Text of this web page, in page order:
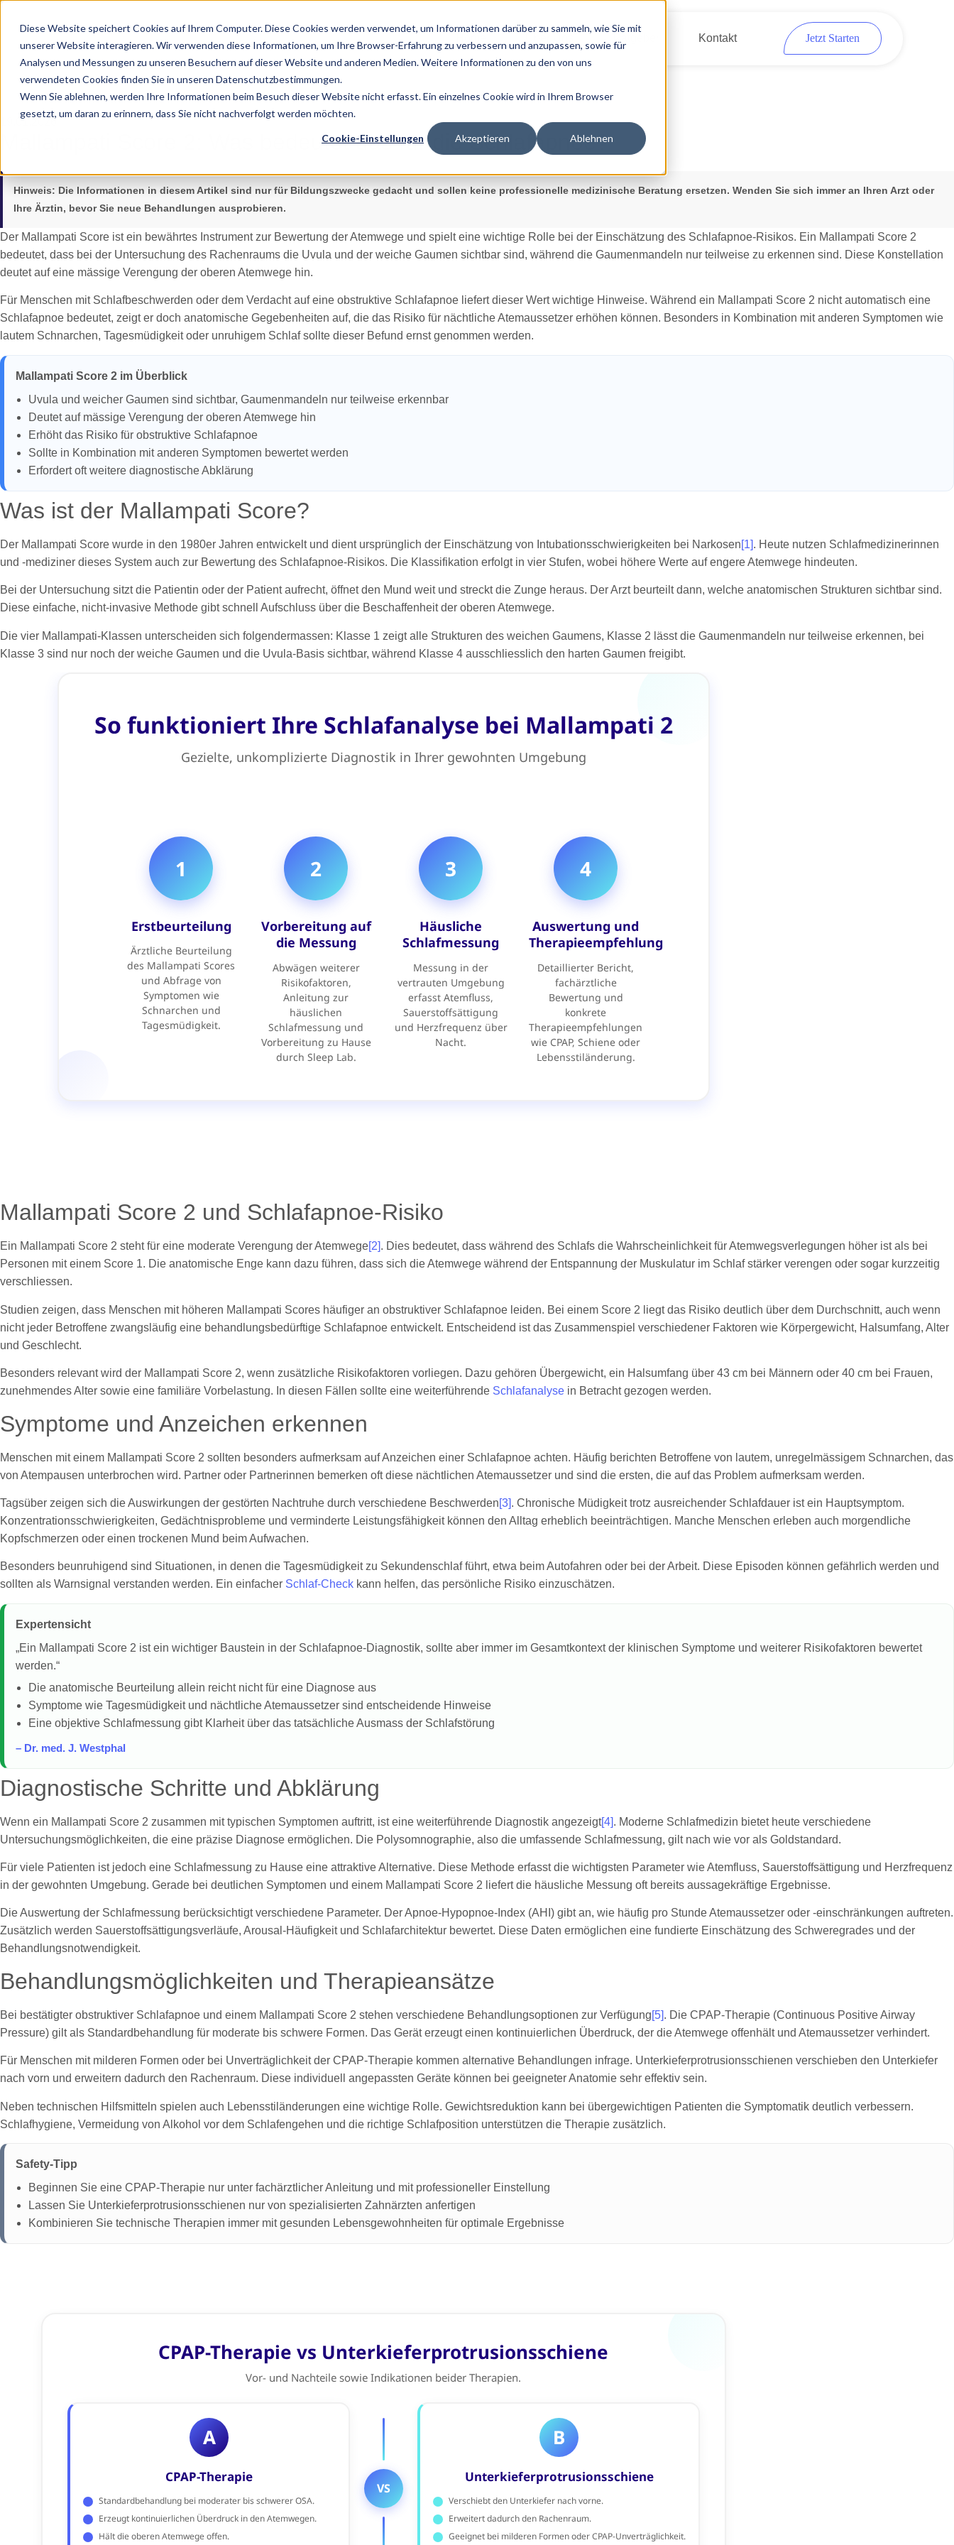
Diese Website speichert Cookies auf Ihrem Computer. Diese Cookies werden verwendet, um Informationen darüber zu sammeln, wie Sie mit
unserer Website interagieren. Wir verwenden diese Informationen, um Ihre Browser-Erfahrung zu verbessern und anzupassen, sowie für
Analysen und Messungen zu unseren Besuchern auf dieser Website und anderen Medien. Weitere Informationen zu den von uns
verwendeten Cookies finden Sie in unseren Datenschutzbestimmungen.
Wenn Sie ablehnen, werden Ihre Informationen beim Besuch dieser Website nicht erfasst. Ein einzelnes Cookie wird in Ihrem Browser
gesetzt, um daran zu erinnern, dass Sie nicht nachverfolgt werden möchten.
Cookie-Einstellungen Akzeptieren Ablehnen
Kontakt Jetzt Starten
19.01.2026
Mallampati Score 2: Was bedeutet das für die Schlafapnoe?
Hinweis: Die Informationen in diesem Artikel sind nur für Bildungszwecke gedacht und sollen keine professionelle medizinische Beratung ersetzen. Wenden Sie sich immer an Ihren Arzt oder
Ihre Ärztin, bevor Sie neue Behandlungen ausprobieren.
Der Mallampati Score ist ein bewährtes Instrument zur Bewertung der Atemwege und spielt eine wichtige Rolle bei der Einschätzung des Schlafapnoe-Risikos. Ein Mallampati Score 2
bedeutet, dass bei der Untersuchung des Rachenraums die Uvula und der weiche Gaumen sichtbar sind, während die Gaumenmandeln nur teilweise zu erkennen sind. Diese Konstellation
deutet auf eine mässige Verengung der oberen Atemwege hin.
Für Menschen mit Schlafbeschwerden oder dem Verdacht auf eine obstruktive Schlafapnoe liefert dieser Wert wichtige Hinweise. Während ein Mallampati Score 2 nicht automatisch eine
Schlafapnoe bedeutet, zeigt er doch anatomische Gegebenheiten auf, die das Risiko für nächtliche Atemaussetzer erhöhen können. Besonders in Kombination mit anderen Symptomen wie
lautem Schnarchen, Tagesmüdigkeit oder unruhigem Schlaf sollte dieser Befund ernst genommen werden.
Mallampati Score 2 im Überblick
Uvula und weicher Gaumen sind sichtbar, Gaumenmandeln nur teilweise erkennbar
Deutet auf mässige Verengung der oberen Atemwege hin
Erhöht das Risiko für obstruktive Schlafapnoe
Sollte in Kombination mit anderen Symptomen bewertet werden
Erfordert oft weitere diagnostische Abklärung
Was ist der Mallampati Score?
Der Mallampati Score wurde in den 1980er Jahren entwickelt und dient ursprünglich der Einschätzung von Intubationsschwierigkeiten bei Narkosen[1]. Heute nutzen Schlafmedizinerinnen
und -mediziner dieses System auch zur Bewertung des Schlafapnoe-Risikos. Die Klassifikation erfolgt in vier Stufen, wobei höhere Werte auf engere Atemwege hindeuten.
Bei der Untersuchung sitzt die Patientin oder der Patient aufrecht, öffnet den Mund weit und streckt die Zunge heraus. Der Arzt beurteilt dann, welche anatomischen Strukturen sichtbar sind.
Diese einfache, nicht-invasive Methode gibt schnell Aufschluss über die Beschaffenheit der oberen Atemwege.
Die vier Mallampati-Klassen unterscheiden sich folgendermassen: Klasse 1 zeigt alle Strukturen des weichen Gaumens, Klasse 2 lässt die Gaumenmandeln nur teilweise erkennen, bei
Klasse 3 sind nur noch der weiche Gaumen und die Uvula-Basis sichtbar, während Klasse 4 ausschliesslich den harten Gaumen freigibt.
Mallampati Score 2 und Schlafapnoe-Risiko
Ein Mallampati Score 2 steht für eine moderate Verengung der Atemwege[2]. Dies bedeutet, dass während des Schlafs die Wahrscheinlichkeit für Atemwegsverlegungen höher ist als bei
Personen mit einem Score 1. Die anatomische Enge kann dazu führen, dass sich die Atemwege während der Entspannung der Muskulatur im Schlaf stärker verengen oder sogar kurzzeitig
verschliessen.
Studien zeigen, dass Menschen mit höheren Mallampati Scores häufiger an obstruktiver Schlafapnoe leiden. Bei einem Score 2 liegt das Risiko deutlich über dem Durchschnitt, auch wenn
nicht jeder Betroffene zwangsläufig eine behandlungsbedürftige Schlafapnoe entwickelt. Entscheidend ist das Zusammenspiel verschiedener Faktoren wie Körpergewicht, Halsumfang, Alter
und Geschlecht.
Besonders relevant wird der Mallampati Score 2, wenn zusätzliche Risikofaktoren vorliegen. Dazu gehören Übergewicht, ein Halsumfang über 43 cm bei Männern oder 40 cm bei Frauen,
zunehmendes Alter sowie eine familiäre Vorbelastung. In diesen Fällen sollte eine weiterführende Schlafanalyse in Betracht gezogen werden.
Symptome und Anzeichen erkennen
Menschen mit einem Mallampati Score 2 sollten besonders aufmerksam auf Anzeichen einer Schlafapnoe achten. Häufig berichten Betroffene von lautem, unregelmässigem Schnarchen, das
von Atempausen unterbrochen wird. Partner oder Partnerinnen bemerken oft diese nächtlichen Atemaussetzer und sind die ersten, die auf das Problem aufmerksam werden.
Tagsüber zeigen sich die Auswirkungen der gestörten Nachtruhe durch verschiedene Beschwerden[3]. Chronische Müdigkeit trotz ausreichender Schlafdauer ist ein Hauptsymptom.
Konzentrationsschwierigkeiten, Gedächtnisprobleme und verminderte Leistungsfähigkeit können den Alltag erheblich beeinträchtigen. Manche Menschen erleben auch morgendliche
Kopfschmerzen oder einen trockenen Mund beim Aufwachen.
Besonders beunruhigend sind Situationen, in denen die Tagesmüdigkeit zu Sekundenschlaf führt, etwa beim Autofahren oder bei der Arbeit. Diese Episoden können gefährlich werden und
sollten als Warnsignal verstanden werden. Ein einfacher Schlaf-Check kann helfen, das persönliche Risiko einzuschätzen.
Expertensicht
„Ein Mallampati Score 2 ist ein wichtiger Baustein in der Schlafapnoe-Diagnostik, sollte aber immer im Gesamtkontext der klinischen Symptome und weiterer Risikofaktoren bewertet
werden.“
Die anatomische Beurteilung allein reicht nicht für eine Diagnose aus
Symptome wie Tagesmüdigkeit und nächtliche Atemaussetzer sind entscheidende Hinweise
Eine objektive Schlafmessung gibt Klarheit über das tatsächliche Ausmass der Schlafstörung
– Dr. med. J. Westphal
Diagnostische Schritte und Abklärung
Wenn ein Mallampati Score 2 zusammen mit typischen Symptomen auftritt, ist eine weiterführende Diagnostik angezeigt[4]. Moderne Schlafmedizin bietet heute verschiedene
Untersuchungsmöglichkeiten, die eine präzise Diagnose ermöglichen. Die Polysomnographie, also die umfassende Schlafmessung, gilt nach wie vor als Goldstandard.
Für viele Patienten ist jedoch eine Schlafmessung zu Hause eine attraktive Alternative. Diese Methode erfasst die wichtigsten Parameter wie Atemfluss, Sauerstoffsättigung und Herzfrequenz
in der gewohnten Umgebung. Gerade bei deutlichen Symptomen und einem Mallampati Score 2 liefert die häusliche Messung oft bereits aussagekräftige Ergebnisse.
Die Auswertung der Schlafmessung berücksichtigt verschiedene Parameter. Der Apnoe-Hypopnoe-Index (AHI) gibt an, wie häufig pro Stunde Atemaussetzer oder -einschränkungen auftreten.
Zusätzlich werden Sauerstoffsättigungsverläufe, Arousal-Häufigkeit und Schlafarchitektur bewertet. Diese Daten ermöglichen eine fundierte Einschätzung des Schweregrades und der
Behandlungsnotwendigkeit.
Behandlungsmöglichkeiten und Therapieansätze
Bei bestätigter obstruktiver Schlafapnoe und einem Mallampati Score 2 stehen verschiedene Behandlungsoptionen zur Verfügung[5]. Die CPAP-Therapie (Continuous Positive Airway
Pressure) gilt als Standardbehandlung für moderate bis schwere Formen. Das Gerät erzeugt einen kontinuierlichen Überdruck, der die Atemwege offenhält und Atemaussetzer verhindert.
Für Menschen mit milderen Formen oder bei Unverträglichkeit der CPAP-Therapie kommen alternative Behandlungen infrage. Unterkieferprotrusionsschienen verschieben den Unterkiefer
nach vorn und erweitern dadurch den Rachenraum. Diese individuell angepassten Geräte können bei geeigneter Anatomie sehr effektiv sein.
Neben technischen Hilfsmitteln spielen auch Lebensstiländerungen eine wichtige Rolle. Gewichtsreduktion kann bei übergewichtigen Patienten die Symptomatik deutlich verbessern.
Schlafhygiene, Vermeidung von Alkohol vor dem Schlafengehen und die richtige Schlafposition unterstützen die Therapie zusätzlich.
Safety-Tipp
Beginnen Sie eine CPAP-Therapie nur unter fachärztlicher Anleitung und mit professioneller Einstellung
Lassen Sie Unterkieferprotrusionsschienen nur von spezialisierten Zahnärzten anfertigen
Kombinieren Sie technische Therapien immer mit gesunden Lebensgewohnheiten für optimale Ergebnisse